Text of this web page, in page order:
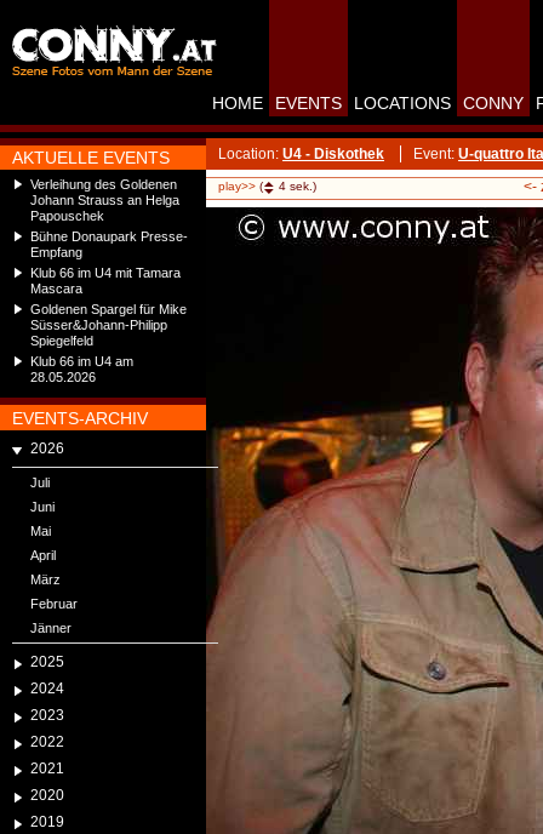
AKTUELLE EVENTS
Verleihung des Goldenen
Johann Strauss an Helga
Papouschek
Bühne Donaupark Presse-
Empfang
Klub 66 im U4 mit Tamara
Mascara
Goldenen Spargel für Mike
Süsser&Johann-Philipp
Spiegelfeld
Klub 66 im U4 am
28.05.2026
EVENTS-ARCHIV
2026
Juli
Juni
Mai
April
März
Februar
Jänner
2025
2024
2023
2022
2021
2020
2019
HOME EVENTS LOCATIONS CONNY
Location: U4 - Diskothek Event: U-quattro
play>> ( 4 sek.) <-